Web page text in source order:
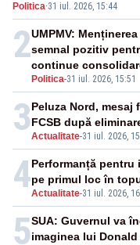
pentru a stinge
Politica·31 iul. 2026, 15:44
2
Politica-31 iul. 2026, 15:51
UMPMV:
semnal pozitiv
continue
financiare
3Actualitate-31 iul. 2026,
Peluza Nord, mesaj
FCSB după
4Actualitate-31 iul. 2026,
Performanță pentru
pe primul loc în
5SUA: Guvernul va
imaginea lui